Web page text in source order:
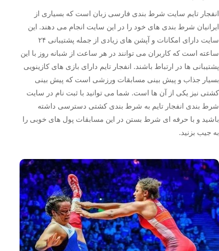
انفجار تایم سایت شرط بندی فارسی زبان است که بسیاری از
ایرانیان شرط بندی های خود را در این سایت انجام می دهند. این
سایت دارای امکانات و آپشن های زیادی از جمله پشتیبانی ۲۴
ساعته است که کاربران می توانند در هر ساعت از شبانه روز با این
پشتیبانی ها در ارتباط باشند. انفجار تایم دارای بازی های کازینویی
بسیار جذاب و پیش بینی مسابقات ورزشی است که پیش بینی
کشتی نیز یکی از آن ها است. شما می توانید با ثبت نام در سایت
شرط بندی انفجار تایم به شرط بندی کشتی دسترسی داشته
باشید و با حرفه ای شرط بستن در این مسابقات پول های خوبی را
به جیب بزنید.